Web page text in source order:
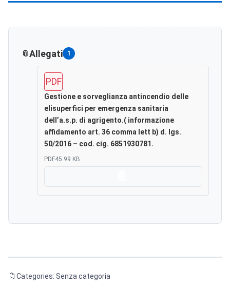
Allegati 1
PDF
Gestione e sorveglianza antincendio delle
elisuperfici per emergenza sanitaria
dell’a.s.p. di agrigento.( informazione
affidamento art. 36 comma lett b) d. lgs.
50/2016 – cod. cig. 6851930781.
PDF45.99 KB
Categories: Senza categoria